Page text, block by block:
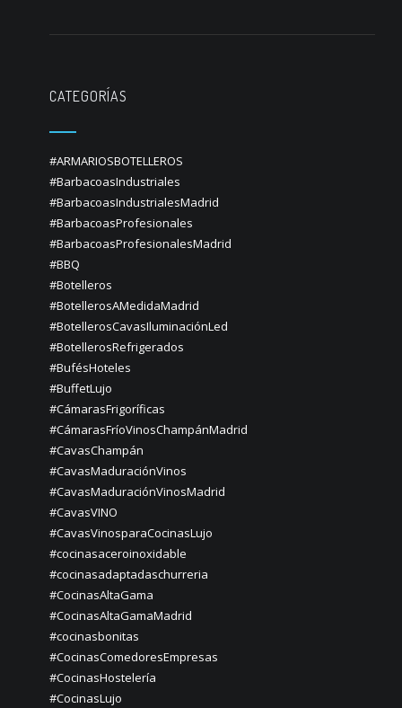
CATEGORÍAS
#ARMARIOSBOTELLEROS
#BarbacoasIndustriales
#BarbacoasIndustrialesMadrid
#BarbacoasProfesionales
#BarbacoasProfesionalesMadrid
#BBQ
#Botelleros
#BotellerosAMedidaMadrid
#BotellerosCavasIluminaciónLed
#BotellerosRefrigerados
#BufésHoteles
#BuffetLujo
#CámarasFrigoríficas
#CámarasFríoVinosChampánMadrid
#CavasChampán
#CavasMaduraciónVinos
#CavasMaduraciónVinosMadrid
#CavasVINO
#CavasVinosparaCocinasLujo
#cocinasaceroinoxidable
#cocinasadaptadaschurreria
#CocinasAltaGama
#CocinasAltaGamaMadrid
#cocinasbonitas
#CocinasComedoresEmpresas
#CocinasHostelería
#CocinasLujo